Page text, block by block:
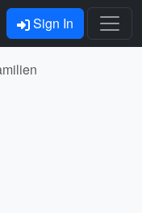
Sign In